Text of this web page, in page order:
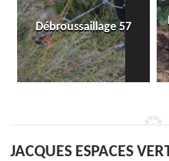
Débroussaillage 57
JACQUES ESPACES